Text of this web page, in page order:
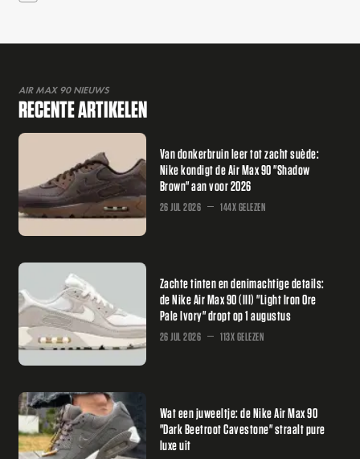
AIR MAX 90 NIEUWS
RECENTE ARTIKELEN
Van donkerbruin leer tot zacht suède:
Nike kondigt de Air Max 90 "Shadow
Brown" aan voor 2026
26 JUL 2026 144X GELEZEN
Zachte tinten en denimachtige details:
de Nike Air Max 90 (III) "Light Iron Ore
Pale Ivory" dropt op 1 augustus
26 JUL 2026 113X GELEZEN
Wat een juweeltje: de Nike Air Max 90
"Dark Beetroot Cavestone" straalt pure
luxe uit